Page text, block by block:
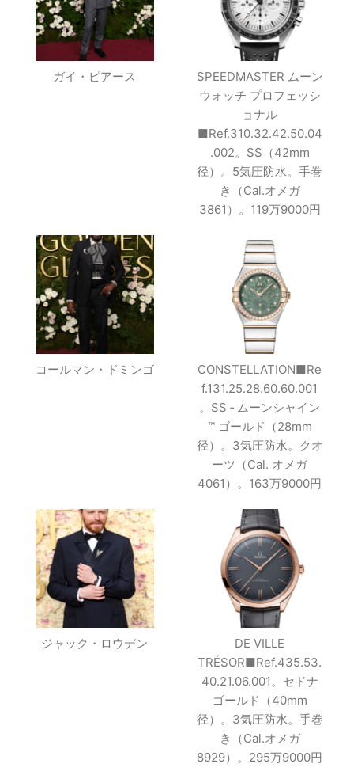
ガイ・ピアース
SPEEDMASTER ムーン
ウォッチ プロフェッシ
ョナル
■Ref.310.32.42.50.04
.002。SS（42mm
径）。5気圧防水。手巻
き（Cal.オメガ
3861）。119万9000円
コールマン・ドミンゴ
CONSTELLATION■Re
f.131.25.28.60.60.001
。SS ‑ ムーンシャイン
™ ゴールド（28mm
径）。3気圧防水。クオ
ーツ（Cal. オメガ
4061）。163万9000円
ジャック・ロウデン
DE VILLE
TRÉSOR■Ref.435.53.
40.21.06.001。セドナ
ゴールド（40mm
径）。3気圧防水。手巻
き（Cal.オメガ
8929）。295万9000円